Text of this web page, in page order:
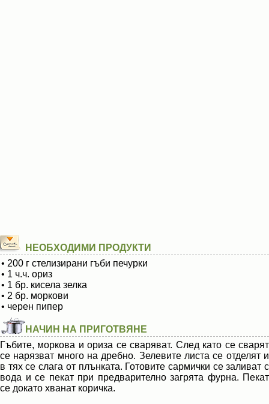
НЕОБХОДИМИ ПРОДУКТИ
• 200 г стелизирани гъби печурки
• 1 ч.ч. ориз
• 1 бр. кисела зелка
• 2 бр. моркови
• черен пипер
НАЧИН НА ПРИГОТВЯНЕ
Гъбите, моркова и ориза се сваряват. След като се сварят
се нарязват много на дребно. Зелевите листа се отделят и
в тях се слага от плънката. Готовите сармички се заливат с
вода и се пекат при предварително загрята фурна. Пекат
се докато хванат коричка.